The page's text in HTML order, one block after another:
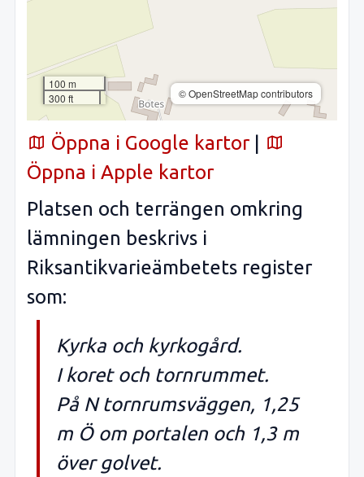
100 m
300 ft
© OpenStreetMap contributors
Öppna i Google kartor |
Öppna i Apple kartor
Platsen och terrängen omkring
lämningen beskrivs i
Riksantikvarieämbetets register
som:
Kyrka och kyrkogård.
I koret och tornrummet.
På N tornrumsväggen, 1,25
m Ö om portalen och 1,3 m
över golvet.